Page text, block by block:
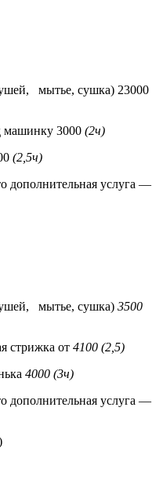
ушей, мытье, сушка) 23000
машинку 3000 (2ч)
(2,5ч)
дополнительная услуга —
ушей, мытье, сушка) 3500
стрижка от 4100 (2,5)
4000 (3ч)
дополнительная услуга —